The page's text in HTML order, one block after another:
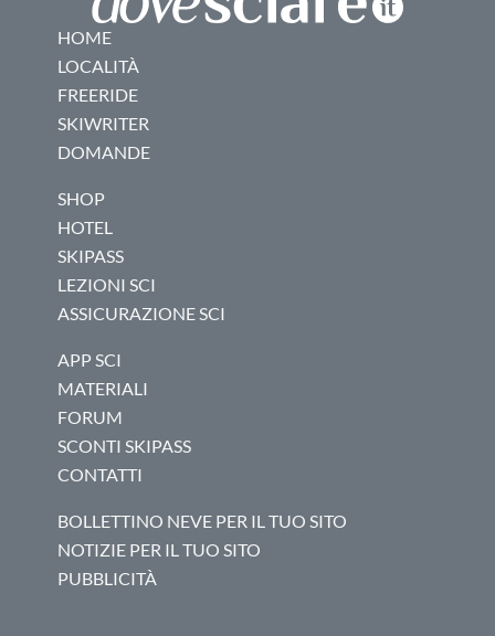
HOME
LOCALITÀ
FREERIDE
SKIWRITER
DOMANDE
SHOP
HOTEL
SKIPASS
LEZIONI SCI
ASSICURAZIONE SCI
APP SCI
MATERIALI
FORUM
SCONTI SKIPASS
CONTATTI
BOLLETTINO NEVE PER IL TUO SITO
NOTIZIE PER IL TUO SITO
PUBBLICITÀ